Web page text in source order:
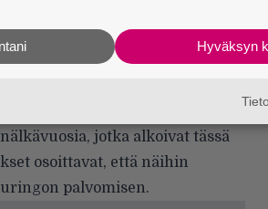
että merkkejä, ja molemmat
matkasta läpi aikojen sekä
ihmismassojen
olemme kaikki
jotka alkoivat tässä
osoittavat, että näihin
palvomisen.
Hyväksyn